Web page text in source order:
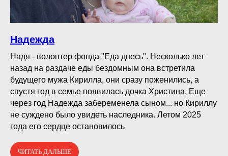
Надежда
Надя - волонтер фонда "Еда днесь". Несколько лет
назад на раздаче еды бездомным она встретила
будущего мужа Кирилла, они сразу поженились, а
спустя год в семье появилась дочка Христина. Еще
через год Надежда забеременела сыном... но Кириллу
не суждено было увидеть наследника. Летом 2025
года его сердце остановилось
ЧИТАТЬ ДАЛЬШЕ